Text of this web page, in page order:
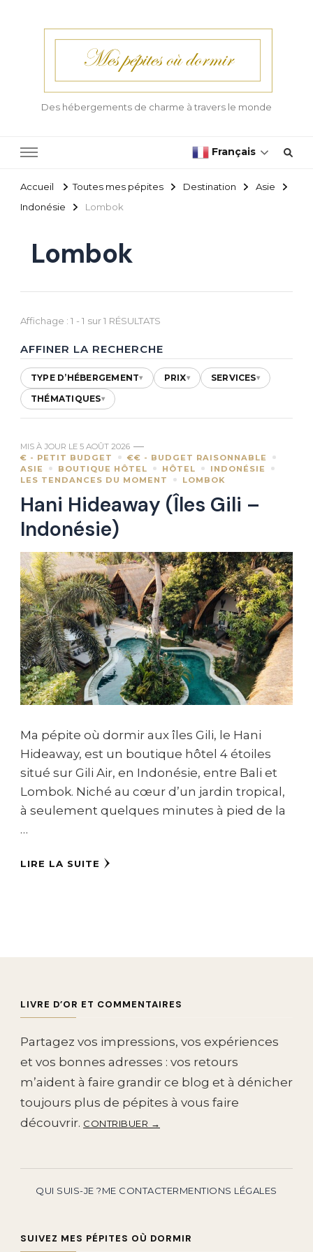
Des hébergements de charme à travers le monde
Français
Accueil Toutes mes pépites Destination
Asie
Indonésie
Lombok
Lombok
Affichage : 1 - 1 sur 1 RÉSULTATS
AFFINER LA RECHERCHE
TYPE D’HÉBERGEMENT▾ PRIX▾ SERVICES▾
THÉMATIQUES▾
MIS À JOUR LE 5 AOÛT 2026
€ - PETIT BUDGET
€€ - BUDGET RAISONNABLE
ASIE
BOUTIQUE HÔTEL HÔTEL
INDONÉSIE
LES TENDANCES DU MOMENT
LOMBOK
Hani Hideaway (Îles Gili –
Indonésie)
Ma pépite où dormir aux îles Gili, le Hani
Hideaway, est un boutique hôtel 4 étoiles
situé sur Gili Air, en Indonésie, entre Bali et
Lombok. Niché au cœur d’un jardin tropical,
à seulement quelques minutes à pied de la
…
LIRE LA SUITE
LIVRE D’OR ET COMMENTAIRES
Partagez vos impressions, vos expériences
et vos bonnes adresses : vos retours
m’aident à faire grandir ce blog et à dénicher
toujours plus de pépites à vous faire
découvrir. CONTRIBUER →
QUI SUIS-JE ?ME CONTACTERMENTIONS LÉGALES
SUIVEZ MES PÉPITES OÙ DORMIR